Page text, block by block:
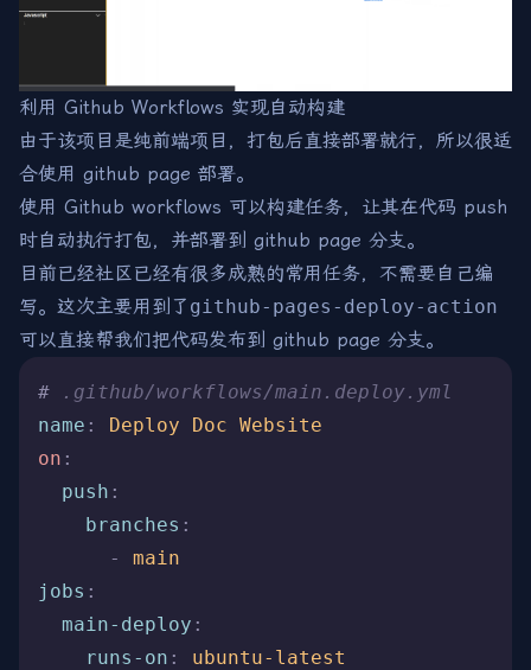
利用 Github Workflows 实现自动构建
由于该项目是纯前端项目，打包后直接部署就行，所以很适
合使用 github page 部署。
使用 Github workflows 可以构建任务，让其在代码 push
时自动执行打包，并部署到 github page 分支。
目前已经社区已经有很多成熟的常用任务，不需要自己编
写。这次主要用到了 github-pages-deploy-action
可以直接帮我们把代码发布到 github page 分支。
# .github/workflows/main.deploy.yml
name :
Deploy Doc Website
on :
  push
:
    branches
:
      -
main
jobs :
  main-deploy
:
    runs-on
:
ubuntu-latest